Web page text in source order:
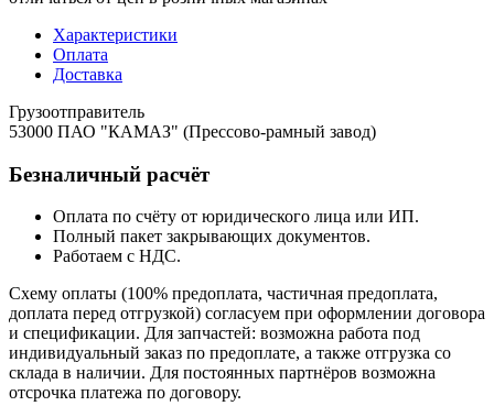
Характеристики
Оплата
Доставка
Грузоотправитель
53000 ПАО "КАМАЗ" (Прессово-рамный завод)
Безналичный расчёт
Оплата по счёту от юридического лица или ИП.
Полный пакет закрывающих документов.
Работаем с НДС.
Схему оплаты (100% предоплата, частичная предоплата,
доплата перед отгрузкой) согласуем при оформлении договора
и спецификации. Для запчастей: возможна работа под
индивидуальный заказ по предоплате, а также отгрузка со
склада в наличии. Для постоянных партнёров возможна
отсрочка платежа по договору.